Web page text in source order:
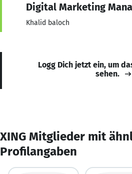
Digital Marketing
Khalid baloch
Logg Dich jetzt ein, um
sehen.
XING Mitglieder mit
Profilangaben